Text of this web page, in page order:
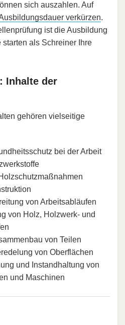
sich auszahlen. Auf
verkürzen.
ist die Ausbildung
als Schreiner Ihre
Inhalte der
gehören vielseitige
bei der Arbeit
von Arbeitsabläufen
von Holz, Holzwerk- und
von Teilen
von Oberflächen
und Instandhaltung von
und Maschinen